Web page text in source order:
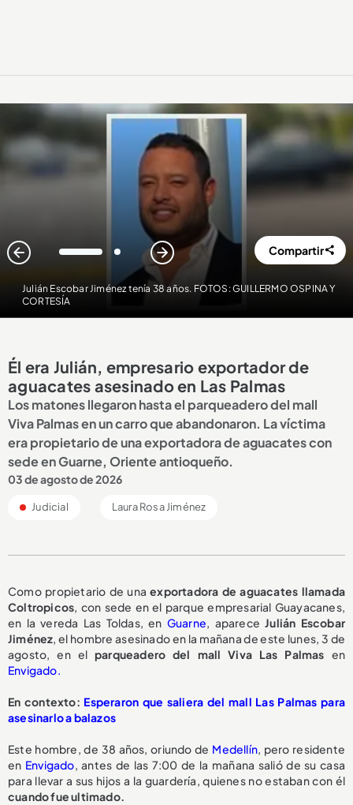
Julián Escobar Jiménez tenía 38 años. FOTOS: GUILLERMO OSPINA Y
CORTESÍA
1 2 Compartir
Él era Julián, empresario exportador de
aguacates asesinado en Las Palmas
Los matones llegaron hasta el parqueadero del mall
Viva Palmas en un carro que abandonaron. La víctima
era propietario de una exportadora de aguacates con
sede en Guarne, Oriente antioqueño.
03 de agosto de 2026
Judicial Laura Rosa Jiménez
Como propietario de unaexportadora de aguacates llamada
Coltropicos, con sede en el parque empresarial Guayacanes,
en la vereda Las Toldas, en Guarne, apareceJulián Escobar
Jiménez, el hombre asesinado en la mañana de este lunes, 3 de
agosto, en el parqueadero del mall Viva Las Palmas en
Envigado.
En contexto: Esperaron que saliera del mall Las Palmas para
asesinarlo a balazos
Este hombre, de 38 años, oriundo de Medellín, pero residente
en Envigado, antes de las 7:00 de la mañana salió de su casa
para llevar a sus hijos a la guardería, quienes no estaban con él
cuando fue ultimado.